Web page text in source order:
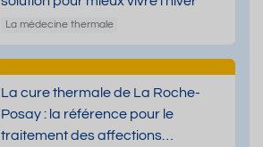
La médecine thermale
La cure thermale de La Roche-
Posay : la référence pour le
traitement des affections